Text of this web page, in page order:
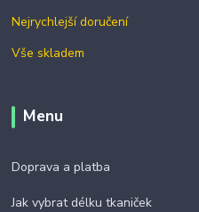
Nejrychlejší doručení
Vše skladem
Menu
Doprava a platba
Jak vybrat délku tkaniček